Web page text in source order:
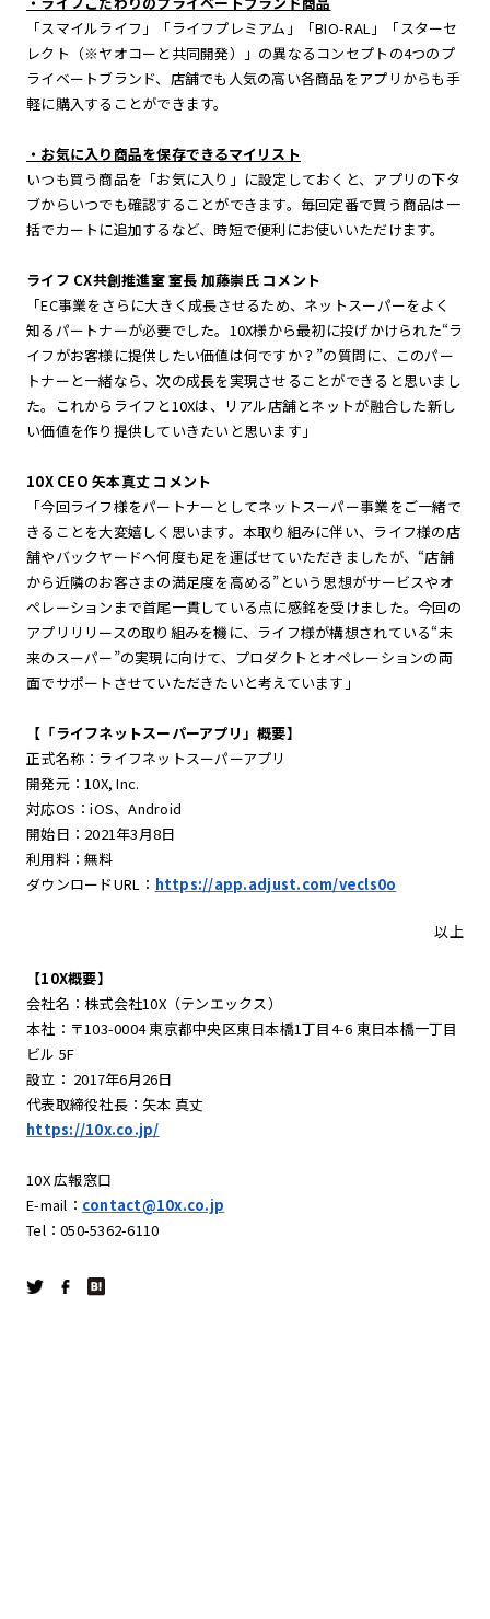
「スマイルライフ」「ライフプレミアム」「BIO-RAL」「スターセ
レクト（※ヤオコーと共同開発）」の異なるコンセプトの4つのプ
ライベートブランド、店舗でも人気の高い各商品をアプリからも手
軽に購入することができます。
・お気に入り商品を保存できるマイリスト
いつも買う商品を「お気に入り」に設定しておくと、アプリの下タ
ブからいつでも確認することができます。毎回定番で買う商品は一
括でカートに追加するなど、時短で便利にお使いいただけます。
ライフ CX共創推進室 室長 加藤崇氏 コメント
「EC事業をさらに大きく成長させるため、ネットスーパーをよく
知るパートナーが必要でした。10X様から最初に投げかけられた“ラ
イフがお客様に提供したい価値は何ですか？”の質問に、このパー
トナーと一緒なら、次の成長を実現させることができると思いまし
た。これからライフと10Xは、リアル店舗とネットが融合した新し
い価値を作り提供していきたいと思います」
10X CEO 矢本真丈 コメント
「今回ライフ様をパートナーとしてネットスーパー事業をご一緒で
きることを大変嬉しく思います。本取り組みに伴い、ライフ様の店
舗やバックヤードへ何度も足を運ばせていただきましたが、“店舗
から近隣のお客さまの満足度を高める”という思想がサービスやオ
ペレーションまで首尾一貫している点に感銘を受けました。今回の
アプリリリースの取り組みを機に、ライフ様が構想されている“未
来のスーパー”の実現に向けて、プロダクトとオペレーションの両
面でサポートさせていただきたいと考えています」
【「ライフネットスーパーアプリ」概要】
正式名称：ライフネットスーパーアプリ
開発元：10X, Inc.
対応OS：iOS、Android
開始日：2021年3月8日
利用料：無料
ダウンロードURL： https://app.adjust.com/vecls0o
以上
【10X概要】
会社名：株式会社10X（テンエックス）
本社：〒103-0004 東京都中央区東日本橋1丁目4-6 東日本橋一丁目
ビル 5F
設立： 2017年6月26日
代表取締役社長：矢本 真丈
https://10x.co.jp/
10X 広報窓口
E-mail： contact@10x.co.jp
Tel：050-5362-6110